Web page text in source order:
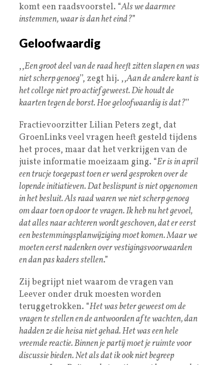
komt een raadsvoorstel. “Als we daarmee
instemmen, waar is dan het eind?”
Geloofwaardig
,,Een groot deel van de raad heeft zitten slapen en was
niet scherp genoeg’’, zegt hij. ,,Aan de andere kant is
het college niet pro actief geweest. Die houdt de
kaarten tegen de borst. Hoe geloofwaardig is dat?’’
Fractievoorzitter Lilian Peters zegt, dat
GroenLinks veel vragen heeft gesteld tijdens
het proces, maar dat het verkrijgen van de
juiste informatie moeizaam ging. “Er is in april
een trucje toegepast toen er werd gesproken over de
lopende initiatieven. Dat beslispunt is niet opgenomen
in het besluit. Als raad waren we niet scherp genoeg
om daar toen op door te vragen. Ik heb nu het gevoel,
dat alles naar achteren wordt geschoven, dat er eerst
een bestemmingsplanwijziging moet komen. Maar we
moeten eerst nadenken over vestigingsvoorwaarden
en dan pas kaders stellen.”
Zij begrijpt niet waarom de vragen van
Leever onder druk moesten worden
teruggetrokken. “Het was beter geweest om de
vragen te stellen en de antwoorden af te wachten, dan
hadden ze die heisa niet gehad. Het was een hele
vreemde reactie. Binnen je partij moet je ruimte voor
discussie bieden. Net als dat ik ook niet begreep